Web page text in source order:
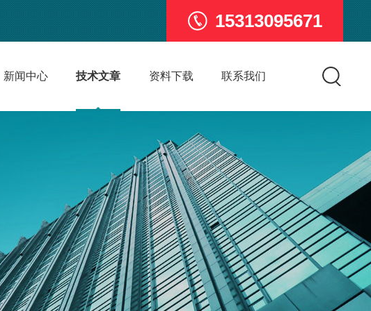
15313095671
新闻中心 技术文章 资料下载 联系我们